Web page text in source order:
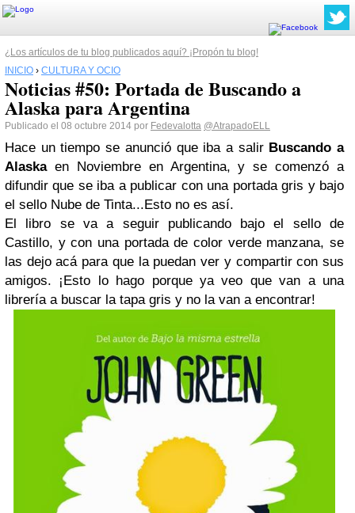
¿Los artículos de tu blog publicados aquí? ¡Propón tu blog!
INICIO › CULTURA Y OCIO
Noticias #50: Portada de Buscando a
Alaska para Argentina
Publicado el 08 octubre 2014 por Fedevalotta @AtrapadoELL
Hace un tiempo se anunció que iba a salir Buscando a
Alaskaen Noviembre en Argentina, y se comenzó a
difundir que se iba a publicar con una portada gris y bajo
el sello Nube de Tinta...Esto no es así.
El libro se va a seguir publicando bajo el sello de
Castillo, y con una portada de color verde manzana, se
las dejo acá para que la puedan ver y compartir con sus
amigos. ¡Esto lo hago porque ya veo que van a una
librería a buscar la tapa gris y no la van a encontrar!